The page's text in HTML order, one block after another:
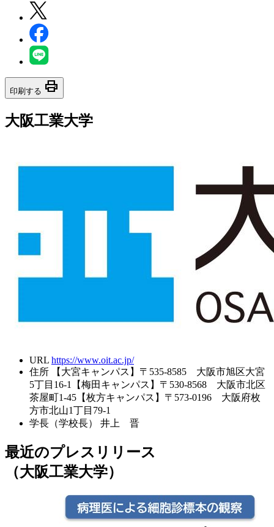
印刷する print
大阪工業大学
URL https://www.oit.ac.jp/
住所
【大宮キャンパス】〒535-8585 大阪市旭区大宮
5丁目16-1【梅田キャンパス】〒530-8568 大阪市北区
茶屋町1-45【枚方キャンパス】〒573-0196 大阪府枚
方市北山1丁目79-1
学長（学校長）
井上 晋
最近のプレスリリース
（大阪工業大学）